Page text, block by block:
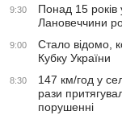
9:30
Понад 15 років
Лановеччини
9:00
Стало відомо,
Кубку України
8:30
147 км/год у
рази
порушенні